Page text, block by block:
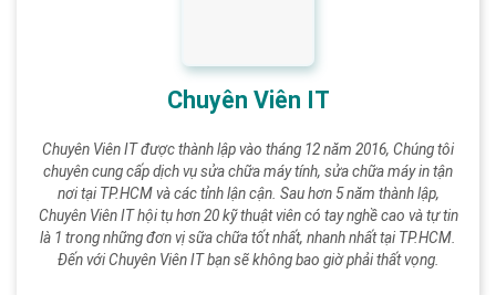
Chuyên Viên IT
Chuyên Viên IT được thành lập vào tháng 12 năm 2016, Chúng tôi
chuyên cung cấp dịch vụ sửa chữa máy tính, sửa chữa máy in tận
nơi tại TP.HCM và các tỉnh lận cận. Sau hơn 5 năm thành lập,
Chuyên Viên IT hội tụ hơn 20 kỹ thuật viên có tay nghề cao và tự tin
là 1 trong những đơn vị sữa chữa tốt nhất, nhanh nhất tại TP.HCM.
Đến với Chuyên Viên IT bạn sẽ không bao giờ phải thất vọng.